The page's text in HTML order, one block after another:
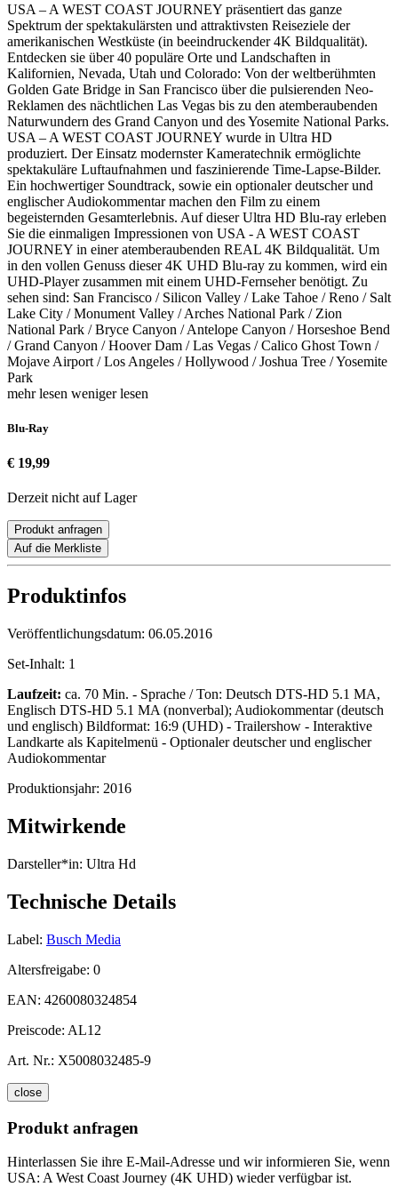
USA – A WEST COAST JOURNEY präsentiert das ganze
Spektrum der spektakulärsten und attraktivsten Reiseziele der
amerikanischen Westküste (in beeindruckender 4K Bildqualität).
Entdecken sie über 40 populäre Orte und Landschaften in
Kalifornien, Nevada, Utah und Colorado: Von der weltberühmten
Golden Gate Bridge in San Francisco über die pulsierenden Neo-
Reklamen des nächtlichen Las Vegas bis zu den atemberaubenden
Naturwundern des Grand Canyon und des Yosemite National Parks.
USA – A WEST COAST JOURNEY wurde in Ultra HD
produziert. Der Einsatz modernster Kameratechnik ermöglichte
spektakuläre Luftaufnahmen und faszinierende Time-Lapse-Bilder.
Ein hochwertiger Soundtrack, sowie ein optionaler deutscher und
englischer Audiokommentar machen den Film zu einem
begeisternden Gesamterlebnis. Auf dieser Ultra HD Blu-ray erleben
Sie die einmaligen Impressionen von USA - A WEST COAST
JOURNEY in einer atemberaubenden REAL 4K Bildqualität. Um
in den vollen Genuss dieser 4K UHD Blu-ray zu kommen, wird ein
UHD-Player zusammen mit einem UHD-Fernseher benötigt. Zu
sehen sind: San Francisco / Silicon Valley / Lake Tahoe / Reno / Salt
Lake City / Monument Valley / Arches National Park / Zion
National Park / Bryce Canyon / Antelope Canyon / Horseshoe Bend
/ Grand Canyon / Hoover Dam / Las Vegas / Calico Ghost Town /
Mojave Airport / Los Angeles / Hollywood / Joshua Tree / Yosemite
Park
mehr lesen weniger lesen
Blu-Ray
€ 19,99
Derzeit nicht auf Lager
Produkt anfragen
Auf die Merkliste
Produktinfos
Veröffentlichungsdatum: 06.05.2016
Set-Inhalt: 1
Laufzeit: ca. 70 Min. - Sprache / Ton: Deutsch DTS-HD 5.1 MA,
Englisch DTS-HD 5.1 MA (nonverbal); Audiokommentar (deutsch
und englisch) Bildformat: 16:9 (UHD) - Trailershow - Interaktive
Landkarte als Kapitelmenü - Optionaler deutscher und englischer
Audiokommentar
Produktionsjahr: 2016
Mitwirkende
Darsteller*in: Ultra Hd
Technische Details
Label: Busch Media
Altersfreigabe: 0
EAN: 4260080324854
Preiscode: AL12
Art. Nr.: X5008032485-9
close
Produkt anfragen
Hinterlassen Sie ihre E-Mail-Adresse und wir informieren Sie, wenn
USA: A West Coast Journey (4K UHD) wieder verfügbar ist.